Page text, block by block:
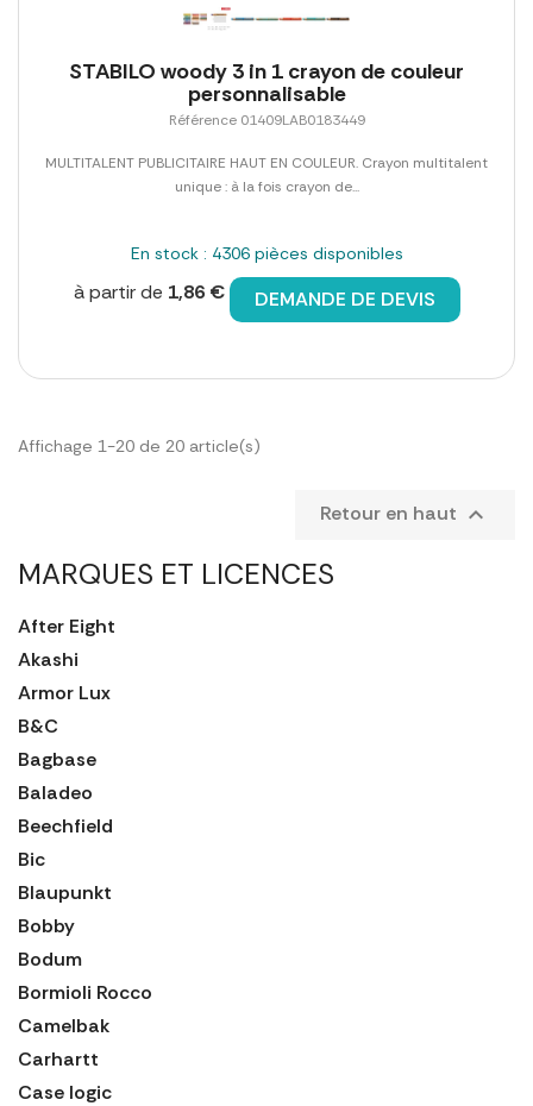
MARQUES ET LICENCES
After Eight
Akashi
Armor Lux
B&C
Bagbase
Baladeo
Beechfield
Bic
Blaupunkt
Bobby
Bodum
Bormioli Rocco
Camelbak
Carhartt
Case logic
STABILO woody 3 in 1 crayon de couleur
personnalisable
Référence 01409LAB0183449
MULTITALENT PUBLICITAIRE HAUT EN COULEUR. Crayon multitalent
unique : à la fois crayon de...
En stock : 4306 pièces disponibles
à partir de 1,86 € DEMANDE DE DEVIS
Affichage 1-20 de 20 article(s)
Retour en haut 